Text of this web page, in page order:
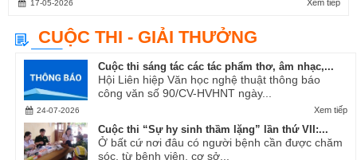
Xem tiếp
17-05-2026
CUỘC THI - GIẢI THƯỞNG
Cuộc thi sáng tác các tác phẩm thơ, âm nhạc,...
Hội Liên hiệp Văn học nghệ thuật thông báo
công văn số 90/CV-HVHNT ngày...
Xem tiếp
24-07-2026
Cuộc thi “Sự hy sinh thầm lặng” lần thứ VII:...
Ở bất cứ nơi đâu có người bệnh cần được chăm
sóc, từ bệnh viện, cơ sở...